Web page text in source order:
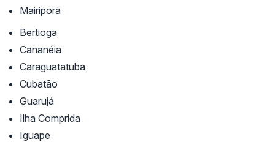
Mairiporã
Bertioga
Cananéia
Caraguatatuba
Cubatão
Guarujá
Ilha Comprida
Iguape